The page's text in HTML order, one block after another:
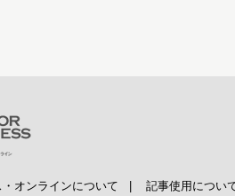
オンラインについて 記事使用につい